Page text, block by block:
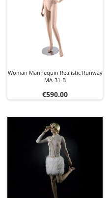
Woman Mannequin Realistic Runway
MA-31-B
Price
€590.00